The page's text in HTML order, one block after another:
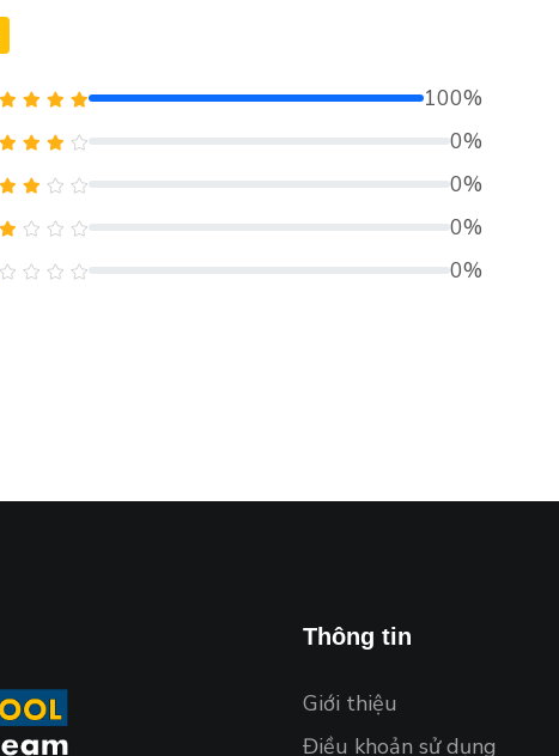
100%
0%
0%
0%
0%
Thông tin
Giới thiệu
Điều khoản sử dụng